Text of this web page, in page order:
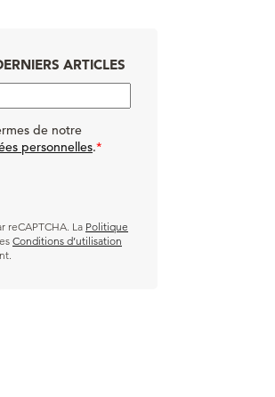
ARTICLES
de notre
personnelles.*
reCAPTCHA. La Politique
Conditions d’utilisation